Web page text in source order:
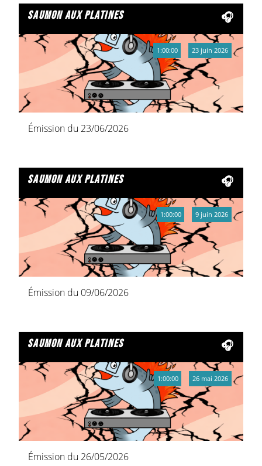
saumon aux platines
Émission du 23/06/2026
1:00:00 23 juin 2026
saumon aux platines
Émission du 09/06/2026
1:00:00 9 juin 2026
saumon aux platines
Émission du 26/05/2026
1:00:00 26 mai 2026